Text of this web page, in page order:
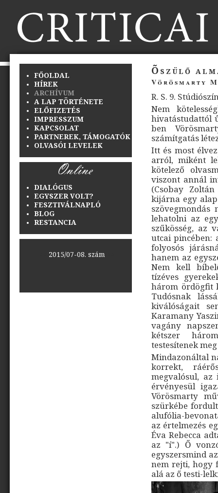
FŐOLDAL
HÍREK
ARCHÍVUM
A LAP TÖRTÉNETE
ELŐFIZETÉS
IMPRESSZUM
KAPCSOLAT
PARTNEREK, TÁMOGATÓK
OLVASÓI LEVELEK
DIALÓGUS
EGYSZER VOLT?
FESZTIVÁLNAPLÓ
BLOG
RESTANCIA
2015/07-08. szám>>
Õszülő
Vörösmarty
R. S. 9.
Nem
hivatástudattól
ben
számítgatás
Itt és most
arról, miként
kötelező
viszont annál
(Csobay
kijárna egy
lehatolni az
szűkösség, az
utcai pincében:
folyosós
hanem az
Nem kell
tízéves
három ördögfit
Tudósnak
kiválóságait
Karamany
vagány
kétszer
testesítenek
Mindazonáltal
korrekt,
megvalósul, az
érvényesül
Vörösmarty
szürkébe
alufólia-
az értelmezés
Éva Rebecca
az "í".) Ő
egyszersmind
nem rejti, hogy
alá az ő testi-